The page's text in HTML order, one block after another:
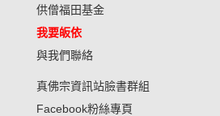
供僧福田基金
我要皈依
與我們聯絡
真佛宗資訊站臉書群組
Facebook粉絲專頁